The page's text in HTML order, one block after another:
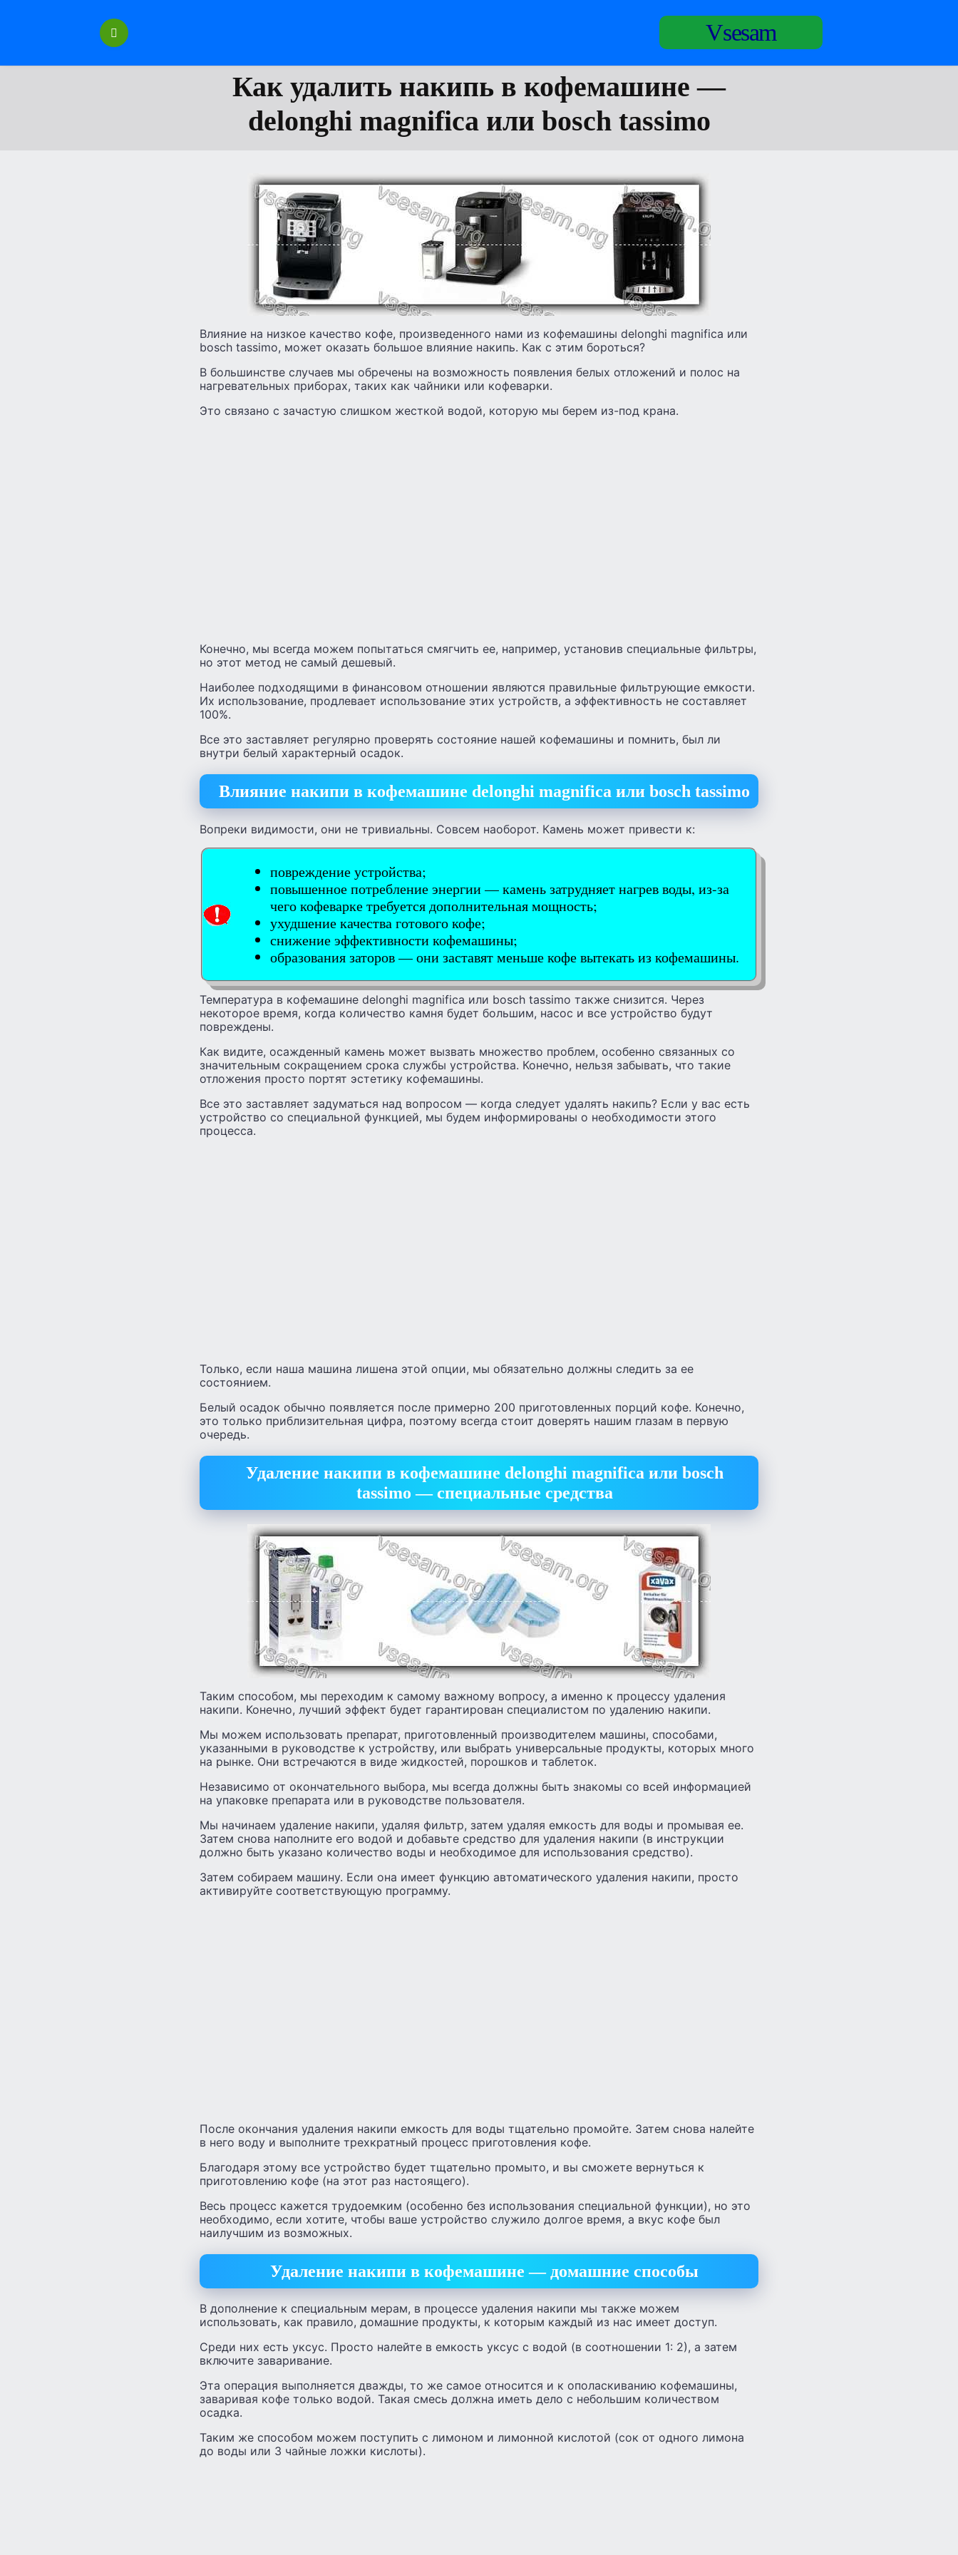
Vsesam
Как удалить накипь в кофемашине —
delonghi magnifica или bosch tassimo
Влияние на низкое качество кофе, произведенного нами из кофемашины delonghi magnifica или
bosch tassimo, может оказать большое влияние накипь. Как с этим бороться?
В большинстве случаев мы обречены на возможность появления белых отложений и полос на
нагревательных приборах, таких как чайники или кофеварки.
Это связано с зачастую слишком жесткой водой, которую мы берем из-под крана.
Конечно, мы всегда можем попытаться смягчить ее, например, установив специальные фильтры,
но этот метод не самый дешевый.
Наиболее подходящими в финансовом отношении являются правильные фильтрующие емкости.
Их использование, продлевает использование этих устройств, а эффективность не составляет
100%.
Все это заставляет регулярно проверять состояние нашей кофемашины и помнить, был ли
внутри белый характерный осадок.
Влияние накипи в кофемашине delonghi magnifica или bosch tassimo
Вопреки видимости, они не тривиальны. Совсем наоборот. Камень может привести к:
повреждение устройства;
повышенное потребление энергии — камень затрудняет нагрев воды, из-за
чего кофеварке требуется дополнительная мощность;
ухудшение качества готового кофе;
снижение эффективности кофемашины;
образования заторов — они заставят меньше кофе вытекать из кофемашины.
Температура в кофемашине delonghi magnifica или bosch tassimo также снизится. Через
некоторое время, когда количество камня будет большим, насос и все устройство будут
повреждены.
Как видите, осажденный камень может вызвать множество проблем, особенно связанных со
значительным сокращением срока службы устройства. Конечно, нельзя забывать, что такие
отложения просто портят эстетику кофемашины.
Все это заставляет задуматься над вопросом — когда следует удалять накипь? Если у вас есть
устройство со специальной функцией, мы будем информированы о необходимости этого
процесса.
Только, если наша машина лишена этой опции, мы обязательно должны следить за ее
состоянием.
Белый осадок обычно появляется после примерно 200 приготовленных порций кофе. Конечно,
это только приблизительная цифра, поэтому всегда стоит доверять нашим глазам в первую
очередь.
Удаление накипи в кофемашине delonghi magnifica или bosch
tassimo — специальные средства
Таким способом, мы переходим к самому важному вопросу, а именно к процессу удаления
накипи. Конечно, лучший эффект будет гарантирован специалистом по удалению накипи.
Мы можем использовать препарат, приготовленный производителем машины, способами,
указанными в руководстве к устройству, или выбрать универсальные продукты, которых много
на рынке. Они встречаются в виде жидкостей, порошков и таблеток.
Независимо от окончательного выбора, мы всегда должны быть знакомы со всей информацией
на упаковке препарата или в руководстве пользователя.
Мы начинаем удаление накипи, удаляя фильтр, затем удаляя емкость для воды и промывая ее.
Затем снова наполните его водой и добавьте средство для удаления накипи (в инструкции
должно быть указано количество воды и необходимое для использования средство).
Затем собираем машину. Если она имеет функцию автоматического удаления накипи, просто
активируйте соответствующую программу.
После окончания удаления накипи емкость для воды тщательно промойте. Затем снова налейте
в него воду и выполните трехкратный процесс приготовления кофе.
Благодаря этому все устройство будет тщательно промыто, и вы сможете вернуться к
приготовлению кофе (на этот раз настоящего).
Весь процесс кажется трудоемким (особенно без использования специальной функции), но это
необходимо, если хотите, чтобы ваше устройство служило долгое время, а вкус кофе был
наилучшим из возможных.
Удаление накипи в кофемашине — домашние способы
В дополнение к специальным мерам, в процессе удаления накипи мы также можем
использовать, как правило, домашние продукты, к которым каждый из нас имеет доступ.
Среди них есть уксус. Просто налейте в емкость уксус с водой (в соотношении 1: 2), а затем
включите заваривание.
Эта операция выполняется дважды, то же самое относится и к ополаскиванию кофемашины,
заваривая кофе только водой. Такая смесь должна иметь дело с небольшим количеством
осадка.
Таким же способом можем поступить с лимоном и лимонной кислотой (сок от одного лимона
до воды или 3 чайные ложки кислоты).